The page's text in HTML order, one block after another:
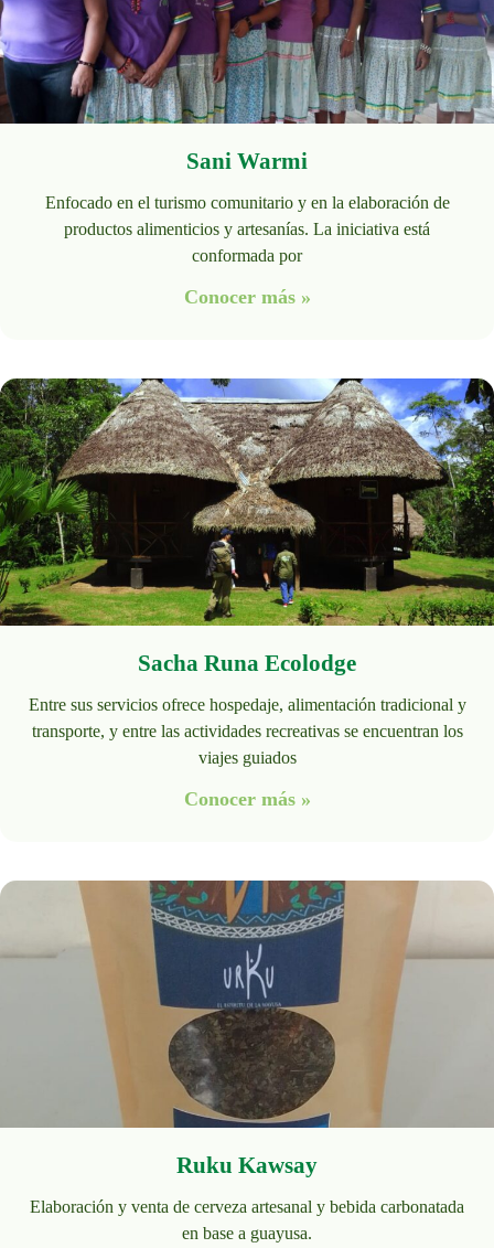
Sani Warmi
Enfocado en el turismo comunitario y en la elaboración de
productos alimenticios y artesanías. La iniciativa está
conformada por
Conocer más »
Sacha Runa Ecolodge
Entre sus servicios ofrece hospedaje, alimentación tradicional y
transporte, y entre las actividades recreativas se encuentran los
viajes guiados
Conocer más »
Ruku Kawsay
Elaboración y venta de cerveza artesanal y bebida carbonatada
en base a guayusa.